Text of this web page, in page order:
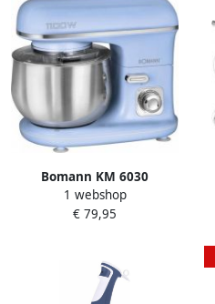
Bomann KM 6030
Kneedmachine
Keukenmachine 1100 watt
1 webshop
€ 79,95